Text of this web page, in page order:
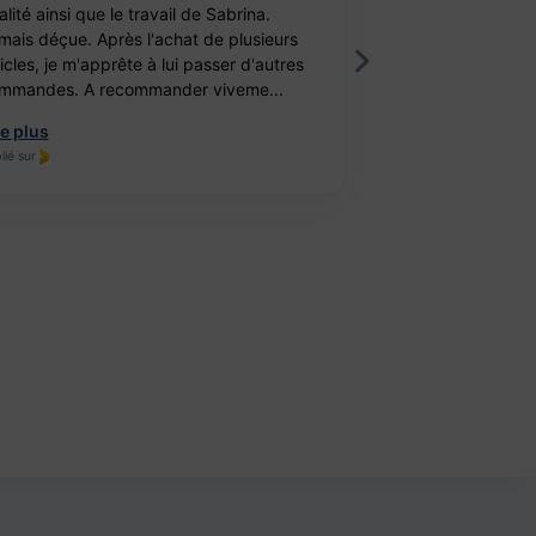
ainsi que le travail de Sabrina.
déçue. Après l'achat de plusieurs
je m'apprête à lui passer d'autres
A recommander viveme...
plus
sur